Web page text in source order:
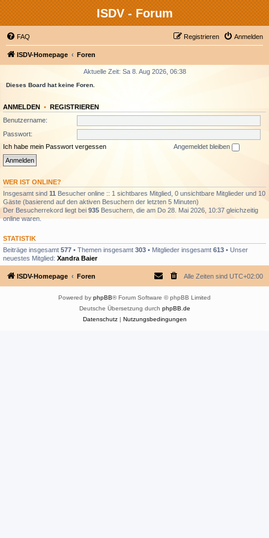
ISDV - Forum
FAQ Anmelden
Registrieren
ISDV-Homepage Foren
Aktuelle Zeit: Sa 8. Aug 2026, 06:38
Dieses Board hat keine Foren.
ANMELDEN • REGISTRIEREN
Benutzername:
Passwort:
Ich habe mein Passwort vergessen
Angemeldet bleiben
WER IST ONLINE?
Insgesamt sind 11 Besucher online :: 1 sichtbares Mitglied, 0 unsichtbare Mitglieder und 10
Gäste (basierend auf den aktiven Besuchern der letzten 5 Minuten)
Der Besucherrekord liegt bei 935 Besuchern, die am Do 28. Mai 2026, 10:37 gleichzeitig
online waren.
STATISTIK
Beiträge insgesamt 577 • Themen insgesamt 303 • Mitglieder insgesamt 613 • Unser
neuestes Mitglied: Xandra Baier
ISDV-Homepage Foren Alle Zeiten sind UTC+02:00
Powered by phpBB® Forum Software © phpBB Limited
Deutsche Übersetzung durch phpBB.de
Datenschutz| Nutzungsbedingungen